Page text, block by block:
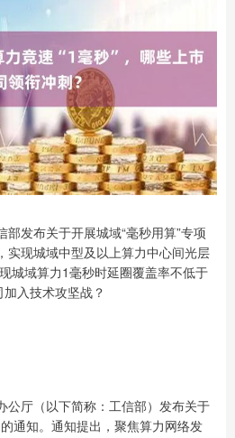
发布关于开展城域“毫秒用算”专项
实现城域中型及以上算力中心间光层
城域算力1毫秒时延圈覆盖率不低于
入技术攻坚战？
公厅（以下简称：工信部）发布关于
通知。通知提出，聚焦算力网络发